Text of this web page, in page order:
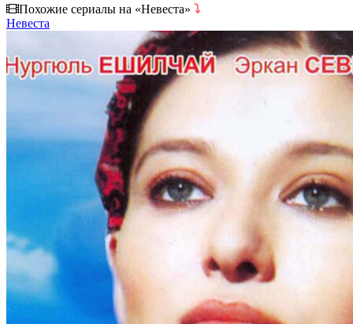
Похожие сериалы на «Невеста» ⤵
Невеста